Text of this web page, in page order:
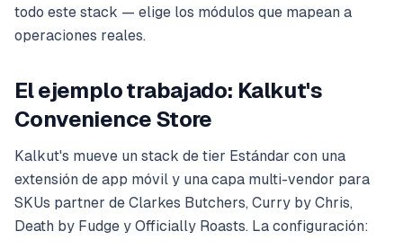
todo este stack — elige los módulos que mapean a
operaciones reales.
El ejemplo trabajado: Kalkut's
Convenience Store
Kalkut's mueve un stack de tier Estándar con una
extensión de app móvil y una capa multi-vendor para
SKUs partner de Clarkes Butchers, Curry by Chris,
Death by Fudge y Officially Roasts. La configuración: